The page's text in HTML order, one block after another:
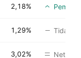
2,18%
1,29% Tidak
3,02% Netral